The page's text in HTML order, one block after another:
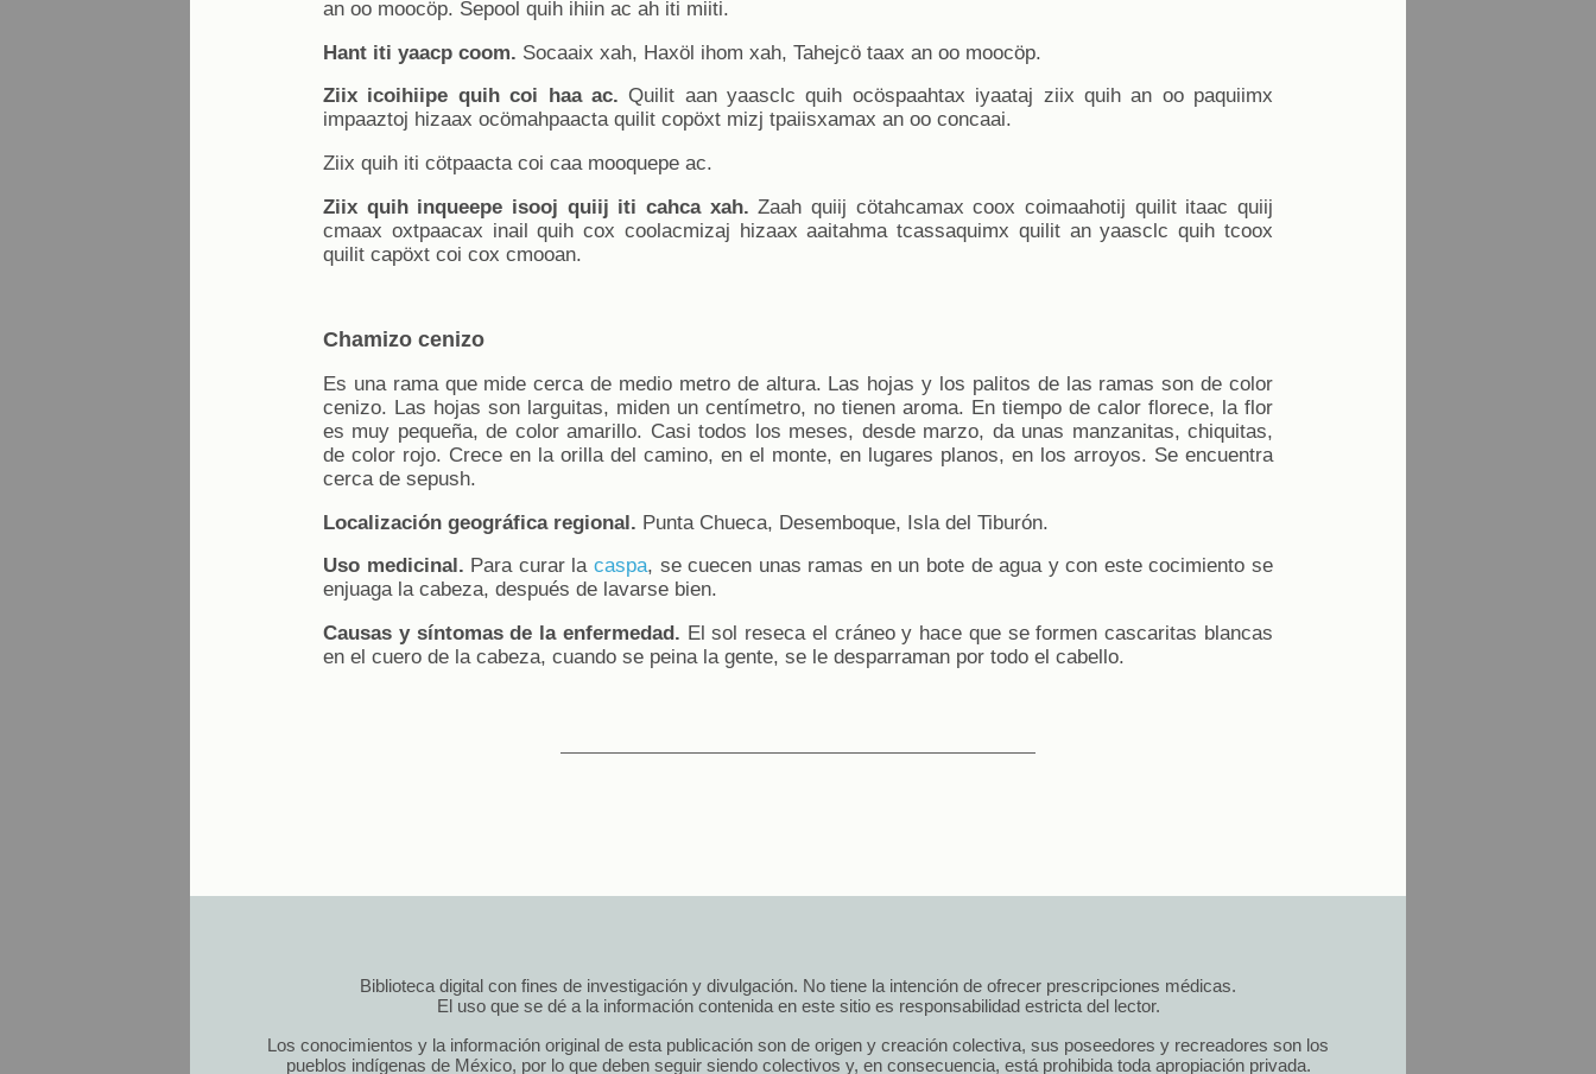
an oo moocöp. Sepool quih ihiin ac ah iti miiti.
Hant iti yaacp coom. Socaaix xah, Haxöl ihom xah, Tahejcö taax an oo moocöp.
Ziix icoihiipe quih coi haa ac. Quilit aan yaasclc quih ocöspaahtax iyaataj ziix quih an oo paquiimx
impaaztoj hizaax ocömahpaacta quilit copöxt mizj tpaiisxamax an oo concaai.
Ziix quih iti cötpaacta coi caa mooquepe ac.
Ziix quih inqueepe isooj quiij iti cahca xah. Zaah quiij cötahcamax coox coimaahotij quilit itaac quiij
cmaax oxtpaacax inail quih cox coolacmizaj hizaax aaitahma tcassaquimx quilit an yaasclc quih tcoox
quilit capöxt coi cox cmooan.
Chamizo cenizo
Es una rama que mide cerca de medio metro de altura. Las hojas y los palitos de las ramas son de color
cenizo. Las hojas son larguitas, miden un centímetro, no tienen aroma. En tiempo de calor florece, la flor
es muy pequeña, de color amarillo. Casi todos los meses, desde marzo, da unas manzanitas, chiquitas,
de color rojo. Crece en la orilla del camino, en el monte, en lugares planos, en los arroyos. Se encuentra
cerca de sepush.
Localización geográfica regional. Punta Chueca, Desemboque, Isla del Tiburón.
Uso medicinal. Para curar la caspa, se cuecen unas ramas en un bote de agua y con este cocimiento se
enjuaga la cabeza, después de lavarse bien.
Causas y síntomas de la enfermedad. El sol reseca el cráneo y hace que se formen cascaritas blancas
en el cuero de la cabeza, cuando se peina la gente, se le desparraman por todo el cabello.
Biblioteca digital con fines de investigación y divulgación. No tiene la intención de ofrecer prescripciones médicas.
El uso que se dé a la información contenida en este sitio es responsabilidad estricta del lector.
Los conocimientos y la información original de esta publicación son de origen y creación colectiva, sus poseedores y recreadores son los
pueblos indígenas de México, por lo que deben seguir siendo colectivos y, en consecuencia, está prohibida toda apropiación privada.